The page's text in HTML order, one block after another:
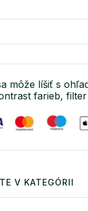
líšiť s
farieb,
V KATEGÓRII